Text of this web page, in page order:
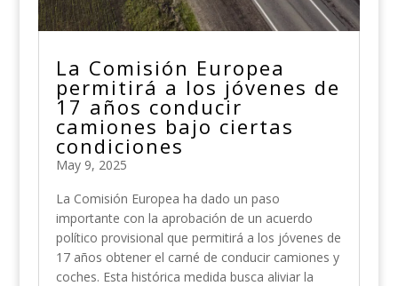
La Comisión Europea
permitirá a los jóvenes de
17 años conducir
camiones bajo ciertas
condiciones
May 9, 2025
La Comisión Europea ha dado un paso
importante con la aprobación de un acuerdo
político provisional que permitirá a los jóvenes de
17 años obtener el carné de conducir camiones y
coches. Esta histórica medida busca aliviar la